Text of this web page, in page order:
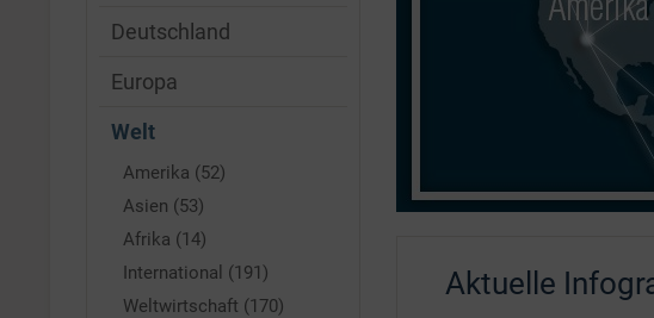
Deutschland
Europa
Welt
Amerika (52)
Asien (53)
Afrika (14)
International (191)
Weltwirtschaft (170)
Aktuelle